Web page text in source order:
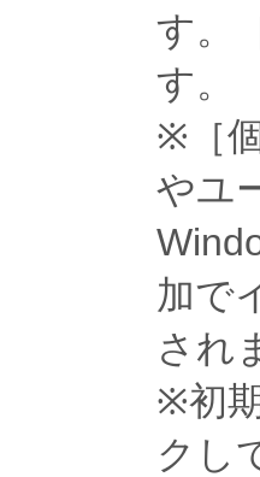
す。
す。
※［
やユ
加で
され
※初
クし